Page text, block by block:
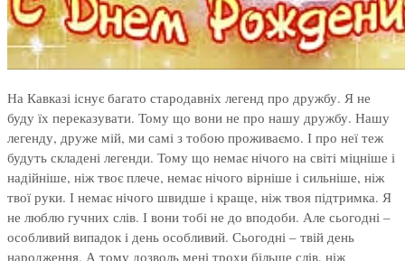
На Кавказі існує багато стародавніх легенд про дружбу. Я не
буду їх переказувати. Тому що вони не про нашу дружбу. Нашу
легенду, друже мій, ми самі з тобою проживаємо. І про неї теж
будуть складені легенди. Тому що немає нічого на світі міцніше і
надійніше, ніж твоє плече, немає нічого вірніше і сильніше, ніж
твої руки. І немає нічого швидше і краще, ніж твоя підтримка. Я
не люблю гучних слів. І вони тобі не до вподоби. Але сьогодні –
особливий випадок і день особливий. Сьогодні – твій день
народження. А тому дозволь мені трохи більше слів, ніж